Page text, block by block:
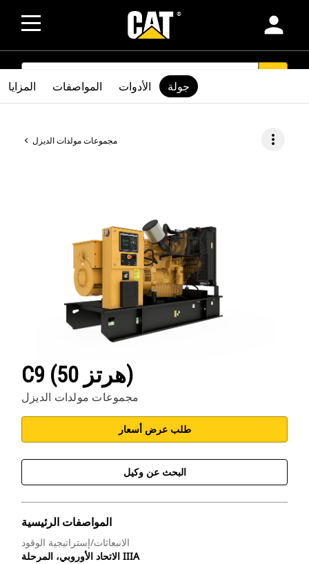
person
SEARCH
مجموعات مولدات الديزل more_vert
C9 (50 هرتز)
مجموعات مولدات الديزل
طلب عرض أسعار
البحث عن وكيل
المواصفات الرئيسية
الانبعاثات/إستراتيجية الوقود
الاتحاد الأوروبي، المرحلة IIIA
المزايا المواصفات الأدوات جولة